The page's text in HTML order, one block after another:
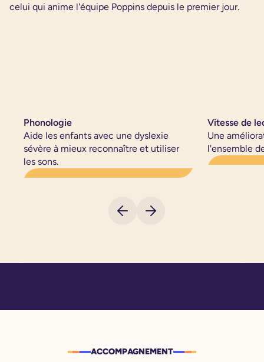
celui qui anime l'équipe Poppins depuis le premier jour.
Phonologie
Aide les enfants avec une dyslexie
sévère à mieux reconnaître et utiliser
les sons.
Vitesse de
Une
l'ensemble
ACCOMPAGNEMENT